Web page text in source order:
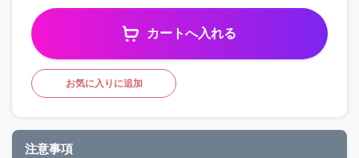
カートへ入れる
お気に入りに追加
注意事項